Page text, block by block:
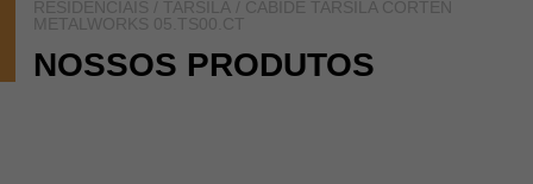
RESIDENCIAIS / TARSILA / CABIDE TARSILA CORTEN
METALWORKS 05.TS00.CT
NOSSOS PRODUTOS